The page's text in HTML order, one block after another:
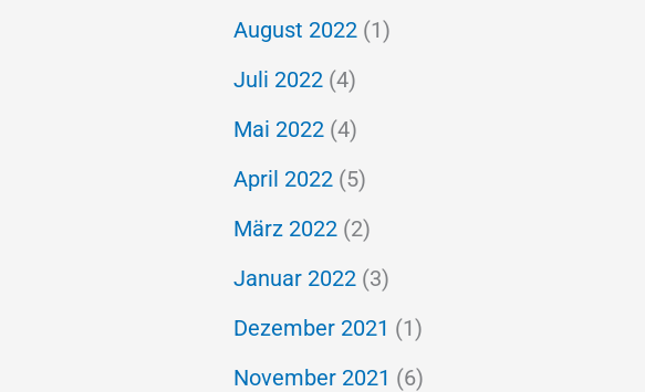
August 2022 (1)
Juli 2022 (4)
Mai 2022 (4)
April 2022 (5)
März 2022 (2)
Januar 2022 (3)
Dezember 2021 (1)
November 2021 (6)